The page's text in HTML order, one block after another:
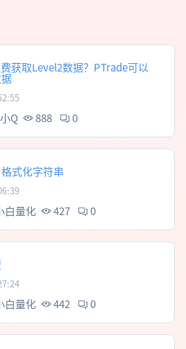
获取Level2数据？PTrade可以
小Q 888 0
式化字符串
白量化 427 0
白量化 442 0